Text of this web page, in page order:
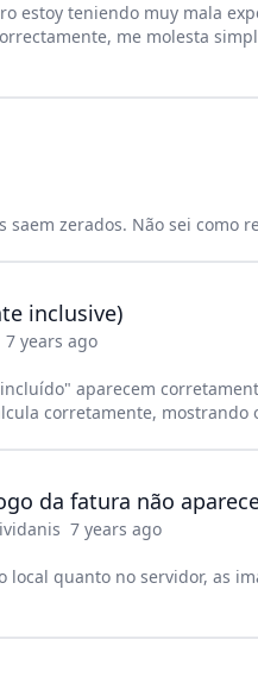
estoy teniendo muy mala
me molesta
saem zerados. Não sei
inclusive)
7 years ago
aparecem
corretamente, mostrando
da fatura não
7 years ago
quanto no servidor, as